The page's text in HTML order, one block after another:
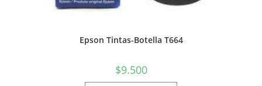
Epson Tintas-Botella T664
$9.500